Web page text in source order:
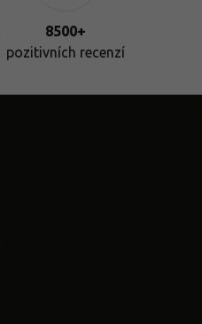
8500+
pozitivních recenzí